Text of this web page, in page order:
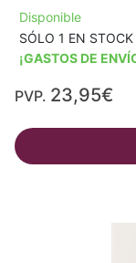
Disponible
SÓLO 1 EN
¡GASTOS DE
PVP. 23,95€